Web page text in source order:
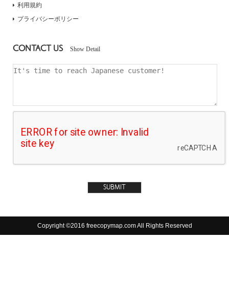
利用規約
プライバシーポリシー
CONTACT US Show Detail
Copyright ©2016 freecopymap.com All Rights Reserved